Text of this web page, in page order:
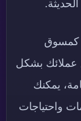
كمسوق
عملائك بشكل
يمكنك
واحتياجات